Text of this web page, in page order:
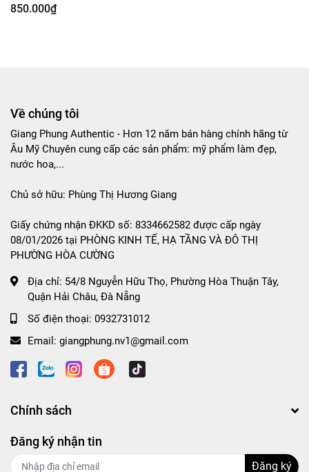
850.000₫
Về chúng tôi
Giang Phung Authentic - Hơn 12 năm bán hàng chính hãng từ
Âu Mỹ Chuyên cung cấp các sản phẩm: mỹ phẩm làm đẹp,
nước hoa,...
Chủ sở hữu: Phùng Thị Hương Giang
Giấy chứng nhận ĐKKD số: 8334662582 được cấp ngày
08/01/2026 tại PHÒNG KINH TẾ, HẠ TẦNG VÀ ĐÔ THỊ
PHƯỜNG HÒA CƯỜNG
Địa chỉ: 54/8 Nguyễn Hữu Thọ, Phường Hòa Thuận Tây,
Quận Hải Châu, Đà Nẵng
Số điện thoại: 0932731012
Email: giangphung.nv1@gmail.com
Chính sách
Đăng ký nhận tin
Đăng ký